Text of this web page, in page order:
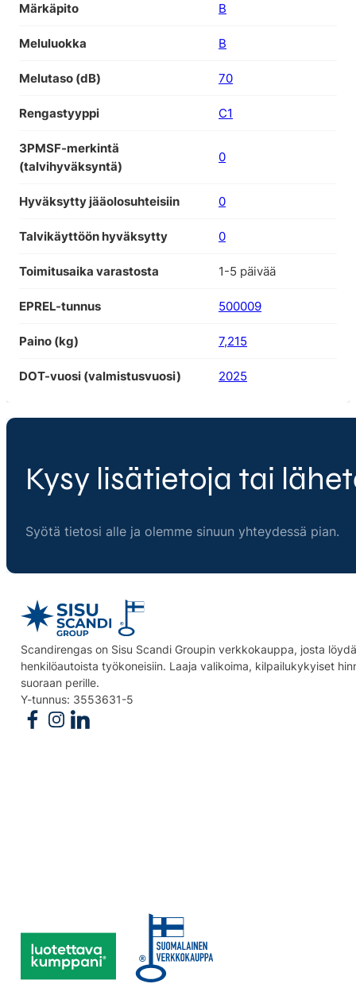
Märkäpito B
Meluluokka B
Melutaso (dB) 70
Rengastyyppi C1
3PMSF-merkintä
(talvihyväksyntä)
0
Hyväksytty jääolosuhteisiin 0
Talvikäyttöön hyväksytty 0
Toimitusaika varastosta 1-5 päivää
EPREL-tunnus 500009
Paino (kg) 7,215
DOT-vuosi (valmistusvuosi) 2025
Kysy lisätietoja tai
Syötä tietosi alle ja olemme sinuun yhteydessä pian.
Scandirengas on Sisu Scandi Groupin verkkokauppa, josta
henkilöautoista työkoneisiin. Laaja valikoima, kilpailukykyiset
suoraan perille.
Y-tunnus: 3553631-5
Follow us on Facebook
Follow us on Instagram
Follow us on Linkedin